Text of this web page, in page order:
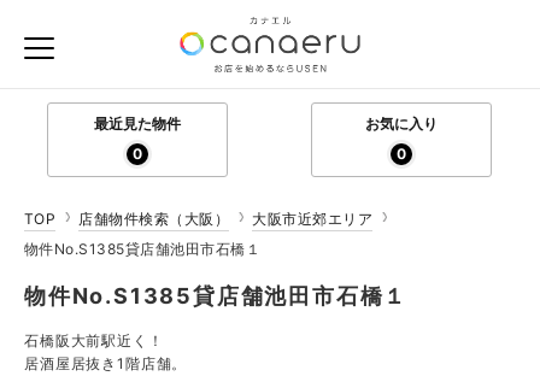
最近見た物件
0
お気に入り
0
TOP 店舗物件検索（大阪）
大阪市近郊エリア
物件No.S1385貸店舗池田市石橋１
物件No.S1385貸店舗池田市石橋１
石橋阪大前駅近く！
居酒屋居抜き1階店舗。